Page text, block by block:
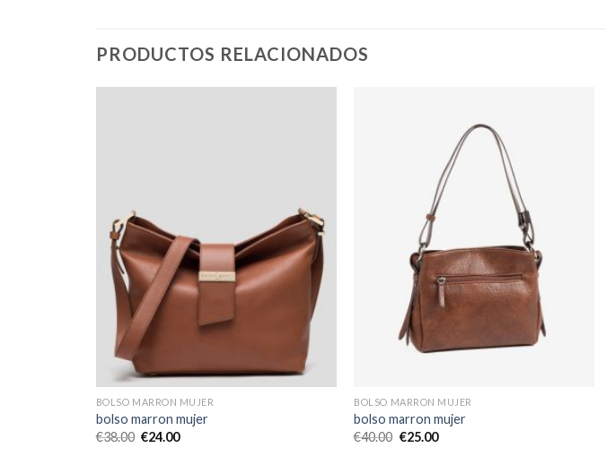
PRODUCTOS RELACIONADOS
BOLSO MARRON MUJER
bolso marron mujer
€38.00 €24.00
BOLSO MARRON MUJER
bolso marron mujer
€40.00 €25.00